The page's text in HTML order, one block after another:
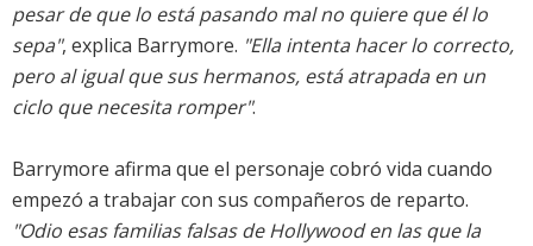
pesar de que lo está pasando mal no quiere que él lo
sepa", explica Barrymore. "Ella intenta hacer lo correcto,
pero al igual que sus hermanos, está atrapada en un
ciclo que necesita romper".
Barrymore afirma que el personaje cobró vida cuando
empezó a trabajar con sus compañeros de reparto.
"Odio esas familias falsas de Hollywood en las que la